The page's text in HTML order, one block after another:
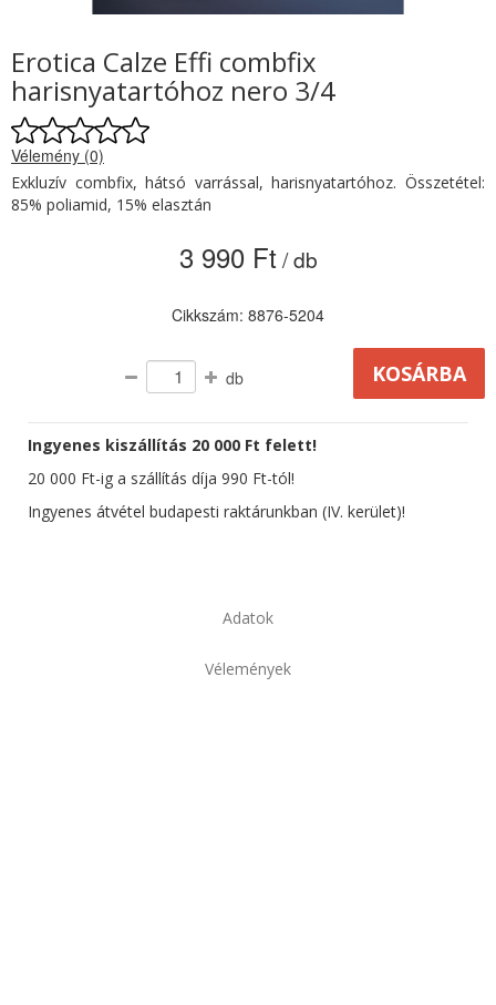
Erotica Calze Effi combfix
harisnyatartóhoz nero 3/4
Vélemény (0)
Exkluzív combfix, hátsó varrással, harisnyatartóhoz. Összetétel:
85% poliamid, 15% elasztán
3 990 Ft / db
Cikkszám: 8876-5204
db
Ingyenes kiszállítás 20 000 Ft felett!
20 000 Ft-ig a szállítás díja 990 Ft-tól!
Ingyenes átvétel budapesti raktárunkban (IV. kerület)!
Adatok
Vélemények